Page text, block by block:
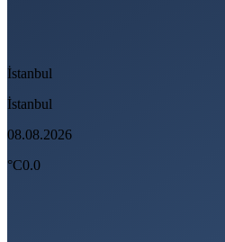
İstanbul
İstanbul
08.08.2026
°C0.0